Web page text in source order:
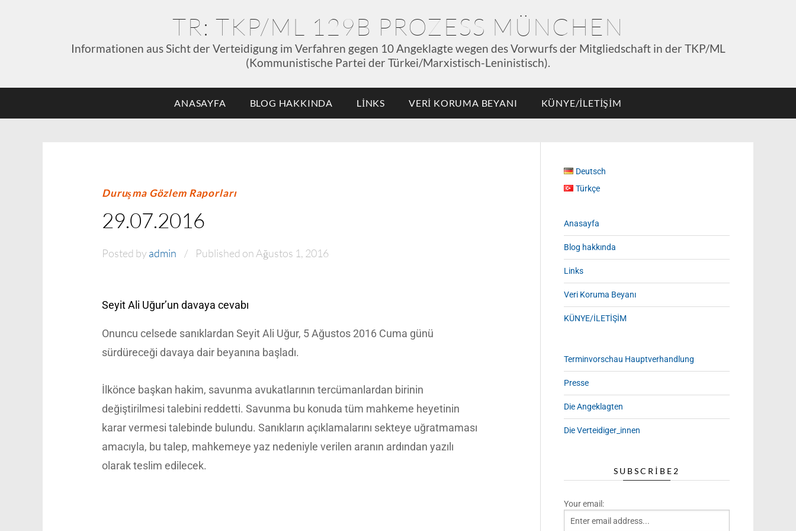
TR: TKP/ML 129B PROZESS MÜNCHEN
Informationen aus Sicht der Verteidigung im Verfahren gegen 10 Angeklagte wegen des Vorwurfs der Mitgliedschaft in der TKP/ML
(Kommunistische Partei der Türkei/Marxistisch-Leninistisch).
ANASAYFA BLOG HAKKINDA LINKS VERI KORUMA BEYANI KÜNYE/İLETİŞİM
Duruşma Gözlem Raporları
29.07.2016
Posted byadmin Published on Ağustos 1, 2016
Seyit Ali Uğur’un davaya cevabı
Onuncu celsede sanıklardan Seyit Ali Uğur, 5 Ağustos 2016 Cuma günü
sürdüreceği davaya dair beyanına başladı.
İlkönce başkan hakim, savunma avukatlarının tercümanlardan birinin
değiştirilmesi talebini reddetti. Savunma bu konuda tüm mahkeme heyetinin
karar vermesi talebinde bulundu. Sanıkların açıklamalarını sekteye uğratmaması
amacıyla, bu talep, mahkemeye yaz nedeniyle verilen aranın ardından yazılı
olarak teslim edilecek.
Deutsch
Türkçe
Anasayfa
Blog hakkında
Links
Veri Koruma Beyanı
KÜNYE/İLETİŞİM
Terminvorschau Hauptverhandlung
Presse
Die Angeklagten
Die Verteidiger_innen
SUBSCRIBE2
Your email: